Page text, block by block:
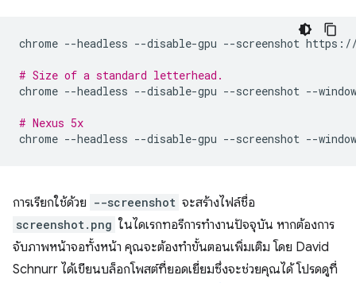
chrome --headless --disable-gpu --screenshot https://
# Size of a standard letterhead.
chrome --headless --disable-gpu --screenshot --
# Nexus 5x
chrome --headless --disable-gpu --screenshot --
การเรียกใช้ด้วย --screenshot จะสร้างไฟล์ชื่อ
screenshot.png ในไดเรกทอรีการทำงานปัจจุบัน หากต้องการ
จับภาพหน้าจอทั้งหน้า คุณจะต้องทำขั้นตอนเพิ่มเติม โดย David
Schnurr ได้เขียนบล็อกโพสต์ที่ยอดเยี่ยมซึ่งจะช่วยคุณได้ โปรดดูที่